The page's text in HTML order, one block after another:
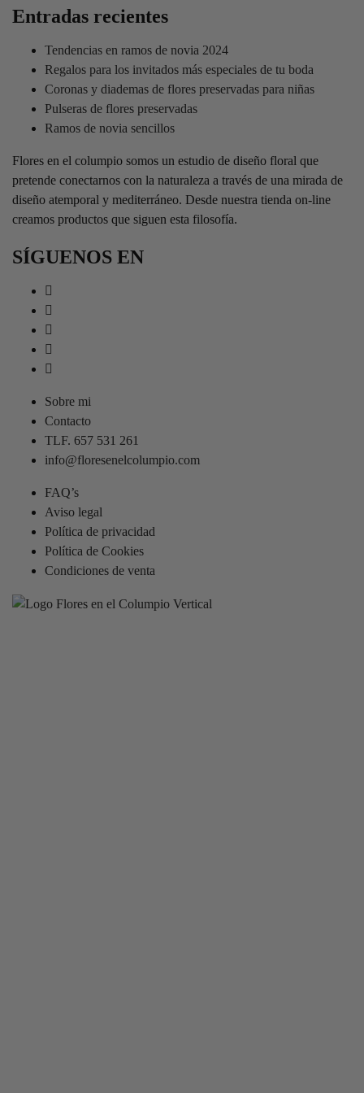
Entradas recientes
Tendencias en ramos de novia 2024
Regalos para los invitados más especiales de tu boda
Coronas y diademas de flores preservadas para niñas
Pulseras de flores preservadas
Ramos de novia sencillos
Flores en el columpio somos un estudio de diseño floral que
pretende conectarnos con la naturaleza a través de una mirada de
diseño atemporal y mediterráneo. Desde nuestra tienda on-line
creamos productos que siguen esta filosofía.
SÍGUENOS EN
Sobre mi
Contacto
TLF. 657 531 261
info@floresenelcolumpio.com
FAQ’s
Aviso legal
Política de privacidad
Política de Cookies
Condiciones de venta